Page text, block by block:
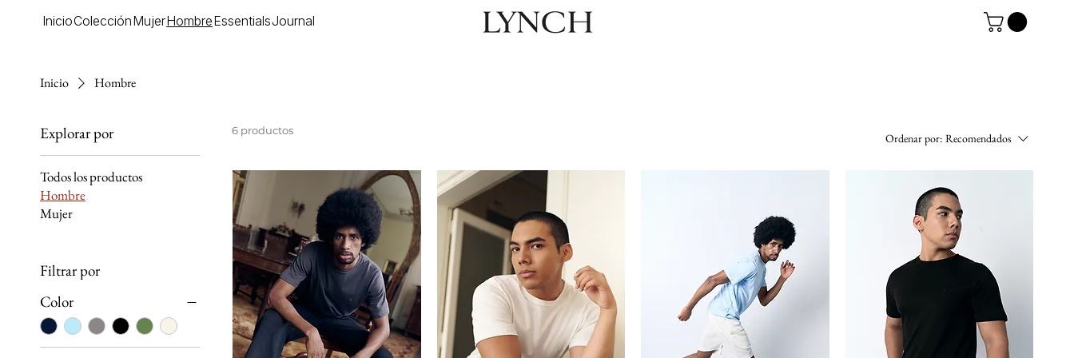
InicioColecciónMujerHombreEssentialsJournal
Inicio Hombre
Explorar por
Todos los productos
Hombre
Mujer
Filtrar por
Color
6 productos
Ordenar por: Recomendados